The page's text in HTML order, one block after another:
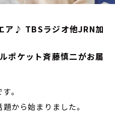
ア♪ TBSラジオ他JRN加
ポケット斉藤慎二がお届
。
から始まりました。